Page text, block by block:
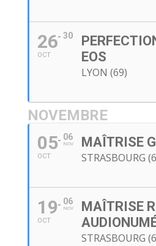
26
OCT
30
EOS
LYON (69)
NOVEMBRE
05
OCT
06
NOV MAÎTRISE
STRASBOURG
19
OCT
06
NOV
MAÎTRISE
STRASBOURG